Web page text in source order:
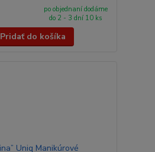
po objednaní dodáme
do 2 - 3 dní 10 ks
Pridať do košíka